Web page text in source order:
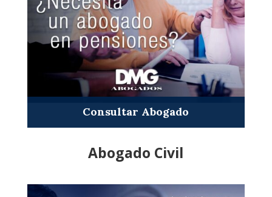
Consultar Abogado
Abogado Civil